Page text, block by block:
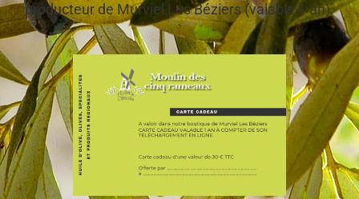
producteur de Murviel Les Béziers (valable 1 an).